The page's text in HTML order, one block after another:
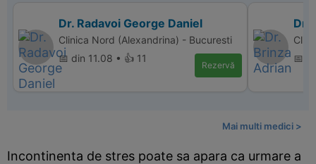
Dr. Radavoi George Daniel
Clinica Nord (Alexandrina) - Bucuresti
📅 din 11.08 • 👍 11
Rezervă
Dr.
📅
Mai multi medici >
Incontinenta de stres poate sa apara ca urmare a